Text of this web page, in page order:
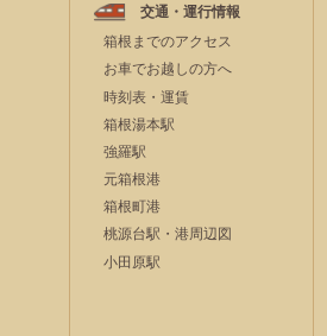
交通・運行情報
箱根までのアクセス
お車でお越しの方へ
時刻表・運賃
箱根湯本駅
強羅駅
元箱根港
箱根町港
桃源台駅・港周辺図
小田原駅